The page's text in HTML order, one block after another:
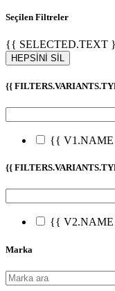
Seçilen Filtreler
{{ SELECTED.TEXT
HEPSİNİ SİL
{{
{{
{{
{{
Marka